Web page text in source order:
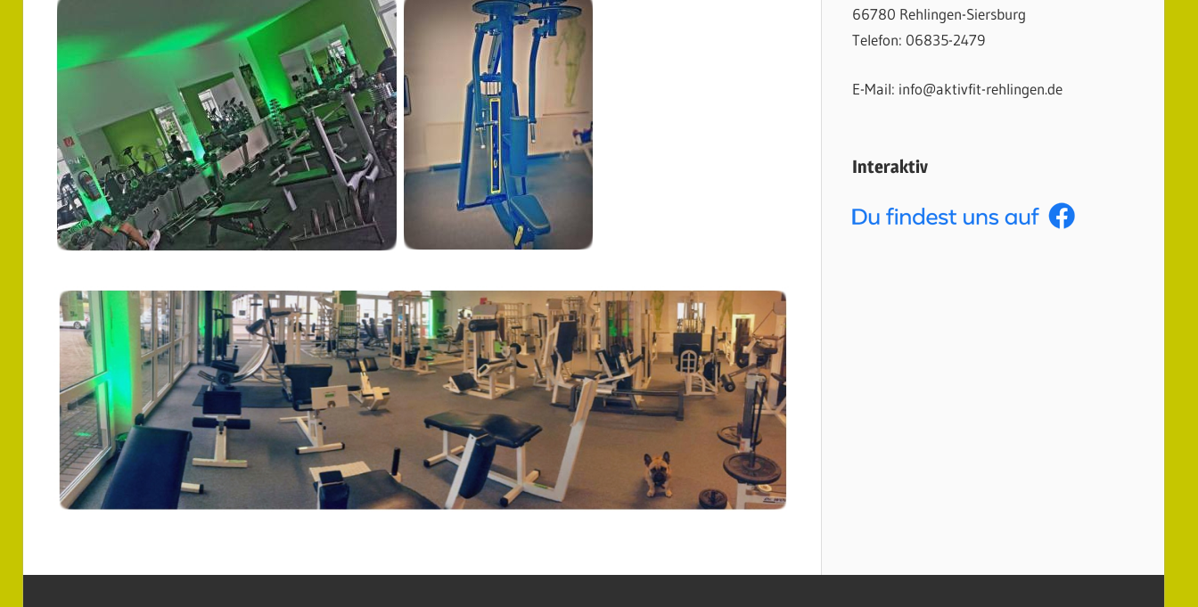
66780 Rehlingen-Siersburg
Telefon: 06835-2479
E-Mail: info@aktivfit-rehlingen.de
Interaktiv